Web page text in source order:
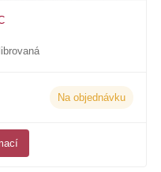
Na objednávku